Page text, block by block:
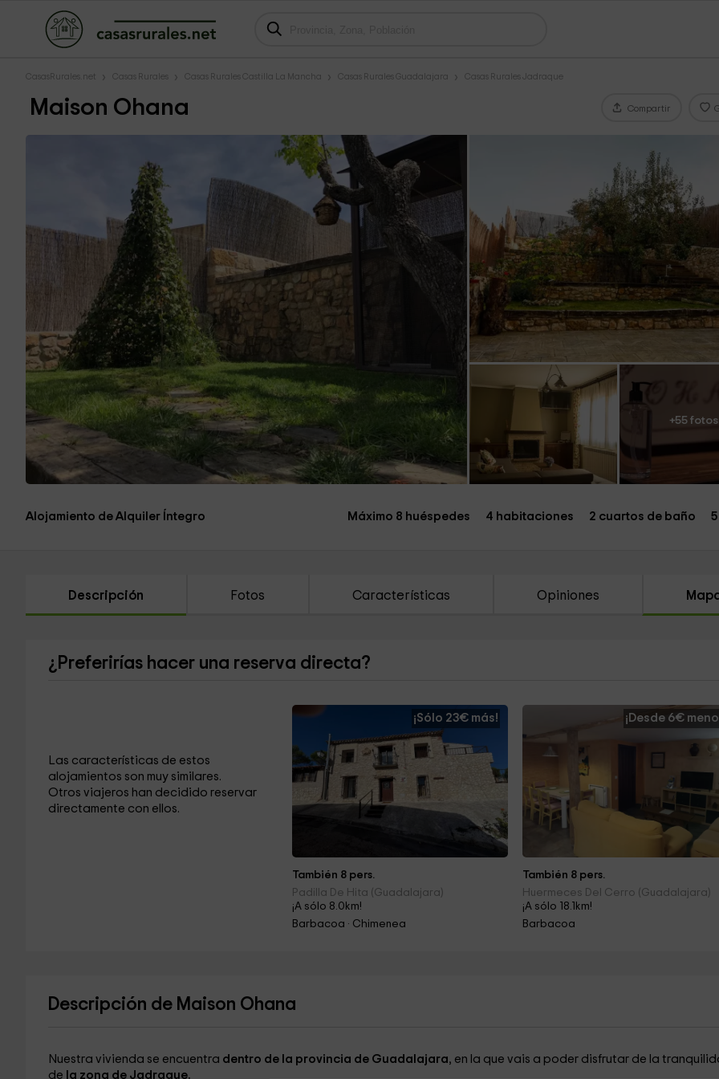
CasasRurales.net Casas Rurales Casas Rurales Castilla La Mancha Casas Rurales Guadalajara Casas Rurales Jadraque
Maison Ohana Compartir
+55 fotos
Alojamiento de Alquiler Íntegro Máximo 8 huéspedes 4 habitaciones 2 cuartos de baño
Descripción Fotos Características Opiniones
¿Preferirías hacer una reserva directa?
Las características de estos
alojamientos son muy similares.
Otros viajeros han decidido reservar
directamente con ellos.
¡Sólo 23€ más!
También 8 pers.
Padilla De Hita (Guadalajara)
¡A sólo 8.0km!
Barbacoa · Chimenea
¡Desde 6€
También 8 pers.
Huermeces Del Cerro (Guadalajara)
¡A sólo 18.1km!
Barbacoa
Descripción de Maison Ohana
Nuestra vivienda se encuentra dentro de la provincia de Guadalajara, en la que vais a poder disfrutar de la
de la zona de Jadraque.